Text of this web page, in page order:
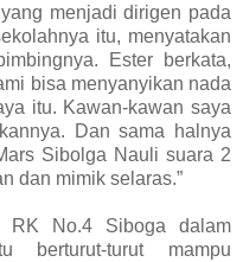
menjadi dirigen pada
itu, menyatakan
Ester berkata,
bisa menyanyikan nada
itu. Kawan-kawan saya
Dan sama halnya
Sibolga Nauli suara 2
dan mimik selaras.”
RK No.4 Siboga dalam
berturut-turut mampu